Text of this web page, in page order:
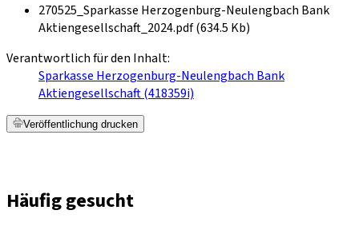
270525_Sparkasse Herzogenburg-Neulengbach Bank
Aktiengesellschaft_2024.pdf (634.5 Kb)
Verantwortlich für den Inhalt:
Sparkasse Herzogenburg-Neulengbach Bank
Aktiengesellschaft (418359i)
Veröffentlichung drucken
Häufig gesucht